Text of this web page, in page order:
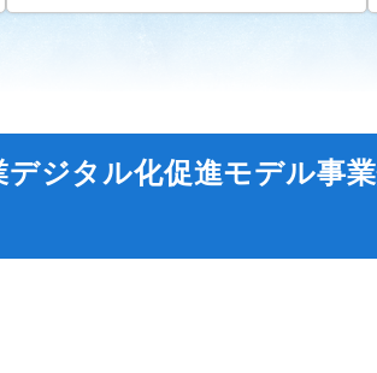
ジタル化促進モデル事